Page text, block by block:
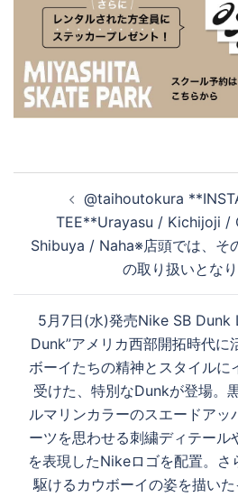
ナ
ビ
シ
ョ
ン
@taihoutokura
TEE**Urayasu / Kichijoji /
Shibuya / Naha※店頭では、そ
の取り扱いとなり
5月7日(水)発売Nike SB Dunk
Dunk”アメリカ西部開拓時代に
ボーイたちの精神とスタイルに
受けた、特別なDunkが登場。
ルマリンカラーのスエードアッ
ーツを思わせる刺繍ディテール
を表現したNikeロゴを配置。さ
駆けるカウボーイの姿を描い